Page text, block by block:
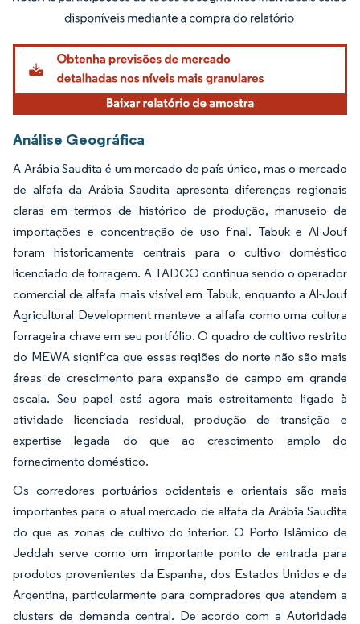
Imagem © Mordor Intelligence. O reuso requer atribuição conforme CC BY 4.0.
Análise Geográfica
A Arábia Saudita é um mercado de país único, mas o mercado
de alfafa da Arábia Saudita apresenta diferenças regionais
claras em termos de histórico de produção, manuseio de
importações e concentração de uso final. Tabuk e Al-Jouf
foram historicamente centrais para o cultivo doméstico
licenciado de forragem. A TADCO continua sendo o operador
comercial de alfafa mais visível em Tabuk, enquanto a Al-Jouf
Agricultural Development manteve a alfafa como uma cultura
forrageira chave em seu portfólio. O quadro de cultivo restrito
do MEWA significa que essas regiões do norte não são mais
áreas de crescimento para expansão de campo em grande
escala. Seu papel está agora mais estreitamente ligado à
atividade licenciada residual, produção de transição e
expertise legada do que ao crescimento amplo do
fornecimento doméstico.
Os corredores portuários ocidentais e orientais são mais
importantes para o atual mercado de alfafa da Arábia Saudita
do que as zonas de cultivo do interior. O Porto Islâmico de
Jeddah serve como um importante ponto de entrada para
produtos provenientes da Espanha, dos Estados Unidos e da
Argentina, particularmente para compradores que atendem a
clusters de demanda central. De acordo com a Autoridade